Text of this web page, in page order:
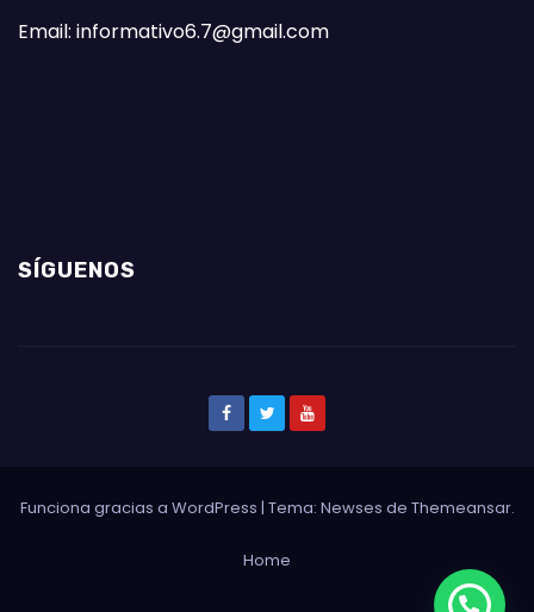
Email: informativo6.7@gmail.com
SÍGUENOS
Funciona gracias a WordPress | Tema: Newses de Themeansar.
Home